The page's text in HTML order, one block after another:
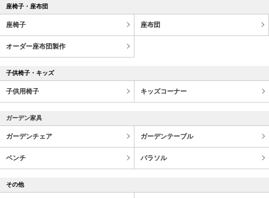
座椅子・座布団
座椅子 座布団
オーダー座布団製作
子供椅子・キッズ
子供用椅子 キッズコーナー
ガーデン家具
ガーデンチェア ガーデンテーブル
ベンチ パラソル
その他